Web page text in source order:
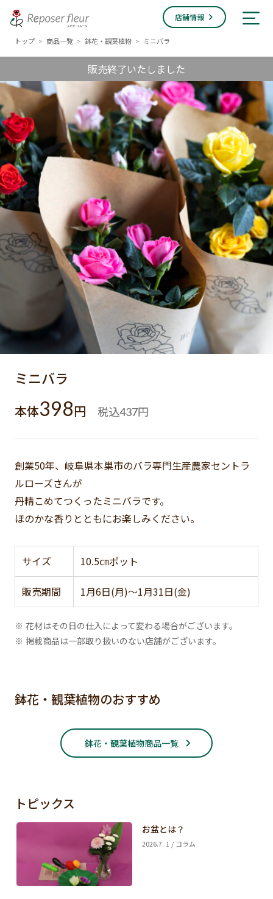
店舗情報
トップ > 商品一覧 > 鉢花・観葉植物 > ミニバラ
販売終了いたしました
ミニバラ
本体398円 税込437円
創業50年、岐阜県本巣市のバラ専門生産農家セントラ
ルローズさんが
丹精こめてつくったミニバラです。
ほのかな香りとともにお楽しみください。
サイズ 10.5㎝ポット
販売期間 1月6日(月)～1月31日(金)
※ 花材はその日の仕入によって変わる場合がございます。
※ 掲載商品は一部取り扱いのない店舗がございます。
鉢花・観葉植物のおすすめ
鉢花・観葉植物商品一覧
トピックス
お盆とは？
2026.7. 1 / コラム